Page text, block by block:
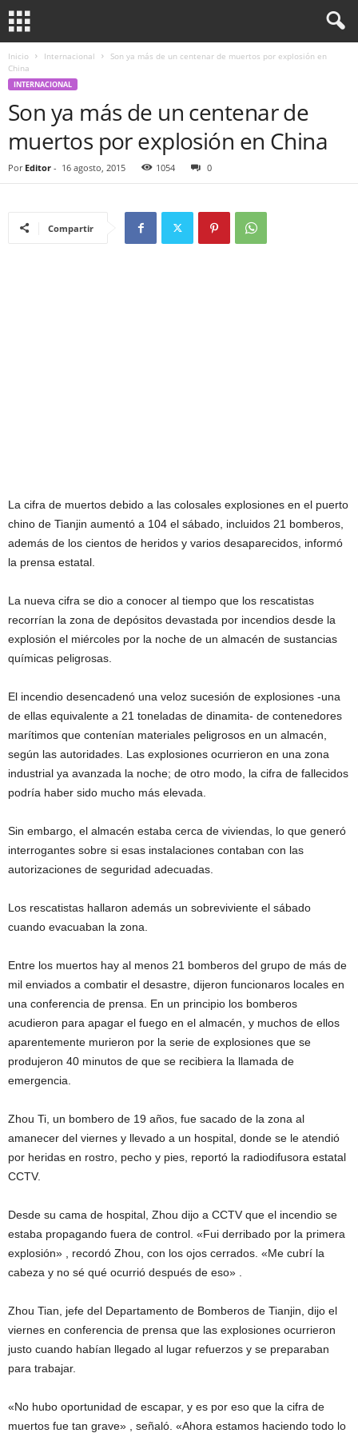
Inicio Internacional
Son ya más de un centenar de muertos por explosión en
China
INTERNACIONAL
Son ya más de un centenar de
muertos por explosión en China
Por Editor - 16 agosto, 2015 1054 0
Compartir
La cifra de muertos debido a las colosales explosiones en el puerto
chino de Tianjin aumentó a 104 el sábado, incluidos 21 bomberos,
además de los cientos de heridos y varios desaparecidos, informó
la prensa estatal.
La nueva cifra se dio a conocer al tiempo que los rescatistas
recorrían la zona de depósitos devastada por incendios desde la
explosión el miércoles por la noche de un almacén de sustancias
químicas peligrosas.
El incendio desencadenó una veloz sucesión de explosiones -una
de ellas equivalente a 21 toneladas de dinamita- de contenedores
marítimos que contenían materiales peligrosos en un almacén,
según las autoridades. Las explosiones ocurrieron en una zona
industrial ya avanzada la noche; de otro modo, la cifra de fallecidos
podría haber sido mucho más elevada.
Sin embargo, el almacén estaba cerca de viviendas, lo que generó
interrogantes sobre si esas instalaciones contaban con las
autorizaciones de seguridad adecuadas.
Los rescatistas hallaron además un sobreviviente el sábado
cuando evacuaban la zona.
Entre los muertos hay al menos 21 bomberos del grupo de más de
mil enviados a combatir el desastre, dijeron funcionaros locales en
una conferencia de prensa. En un principio los bomberos
acudieron para apagar el fuego en el almacén, y muchos de ellos
aparentemente murieron por la serie de explosiones que se
produjeron 40 minutos de que se recibiera la llamada de
emergencia.
Zhou Ti, un bombero de 19 años, fue sacado de la zona al
amanecer del viernes y llevado a un hospital, donde se le atendió
por heridas en rostro, pecho y pies, reportó la radiodifusora estatal
CCTV.
Desde su cama de hospital, Zhou dijo a CCTV que el incendio se
estaba propagando fuera de control. «Fui derribado por la primera
explosión» , recordó Zhou, con los ojos cerrados. «Me cubrí la
cabeza y no sé qué ocurrió después de eso» .
Zhou Tian, jefe del Departamento de Bomberos de Tianjin, dijo el
viernes en conferencia de prensa que las explosiones ocurrieron
justo cuando habían llegado al lugar refuerzos y se preparaban
para trabajar.
«No hubo oportunidad de escapar, y es por eso que la cifra de
muertos fue tan grave» , señaló. «Ahora estamos haciendo todo lo